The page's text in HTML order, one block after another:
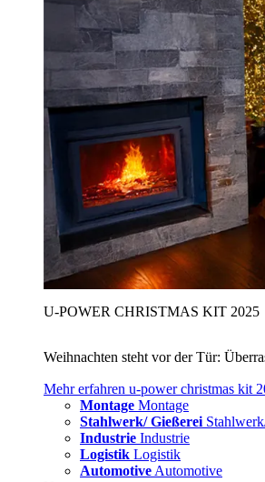
U‑POWER CHRISTMAS KIT 2025
Weihnachten steht vor der Tür:
Mehr erfahren u‑power christmas kit
Montage Montage
Stahlwerk/ Gießerei
Industrie Industrie
Logistik Logistik
Automotive Automotive